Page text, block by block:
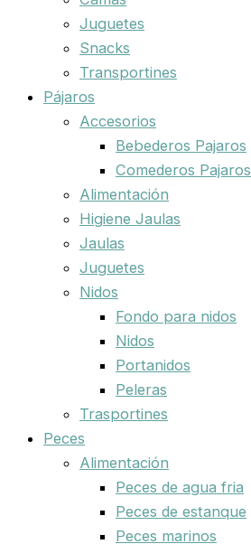
Juguetes
Snacks
Transportines
Pájaros
Accesorios
Bebederos Pajaros
Comederos Pajaros
Alimentación
Higiene Jaulas
Jaulas
Juguetes
Nidos
Fondo para nidos
Nidos
Portanidos
Peleras
Trasportines
Peces
Alimentación
Peces de agua fria
Peces de estanque
Peces marinos